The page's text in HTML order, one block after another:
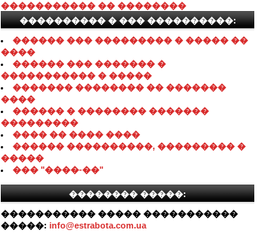
����������� �� ��������
���������� � ��� ����������:
������ ��� ��������� � ����� ��
����
������ ��� ������� �
����������� � �����
������� �������� �� �������
����
������ � �������� �������
���������
���� �� ���� ����
������ ����������, ��������� �
�����
��� "����-��"
�������� �����:
����������� ����� �����������
�����: info@estrabota.com.ua